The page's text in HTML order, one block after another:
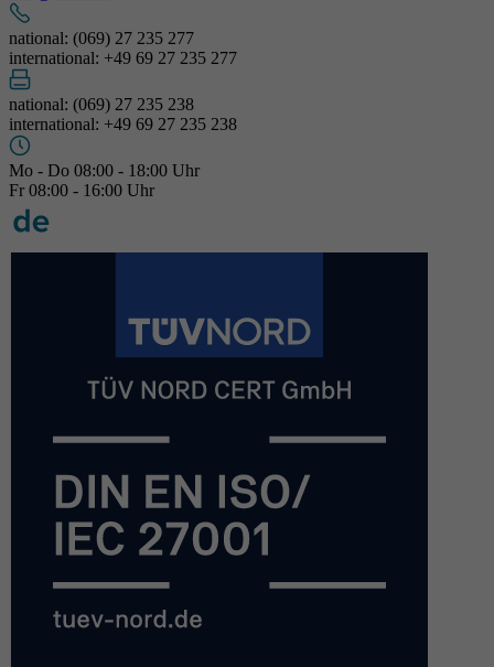
national: (069) 27 235 277
international: +49 69 27 235 277
national: (069) 27 235 238
international: +49 69 27 235 238
Mo - Do 08:00 - 18:00 Uhr
Fr 08:00 - 16:00 Uhr